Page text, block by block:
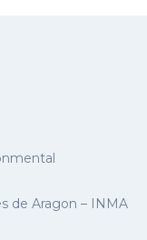
de Aragon – INMA